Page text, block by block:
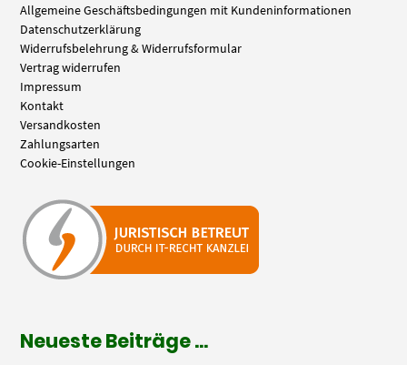
Allgemeine Geschäftsbedingungen mit Kundeninformationen
Datenschutzerklärung
Widerrufsbelehrung & Widerrufsformular
Vertrag widerrufen
Impressum
Kontakt
Versandkosten
Zahlungsarten
Cookie-Einstellungen
Neueste Beiträge …